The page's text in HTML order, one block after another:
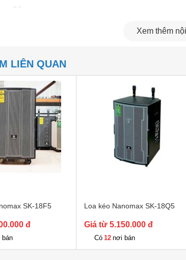
50cm
không dây: Bluetooth 5.0
Không dây band tần UHF
Cổng USB, thẻ nhớ, mic có dây 6.5 x2; Jack
Trọng lượng: (50.5 x 53 x 89)cm / 46kg
thùng: Gỗ sơn gai chống trầy
tại: Việt Nam
Xem thêm
LIÊN QUAN
SK-18F5
đ
bán
Loa kéo Nanomax SK-18Q5
Giá từ 5.150.000 đ
Có 12 nơi bán